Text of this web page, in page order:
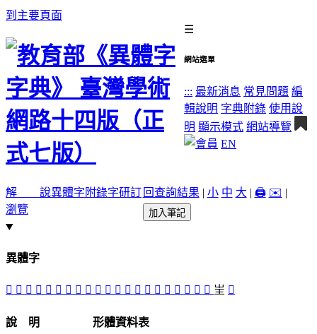
到主要頁面
☰
網站選單
::: 最新消息 常見問題 編
輯說明 字典附錄 使用說
明 顯示模式 網站導覽
EN
解 說異體字 附錄字研訂
瀏覽
回查詢結果 | 小 中 大 | 🖨️ ✉️ |
加入筆記
異體字
󱠈 𡉘 󱠄 𡉚 󱠀 𡊋 󱠋 𡊽 󱠁 󱠆 󱟾 󱟼 󱠂 󱟿 󱟽 󱠃 󱠉 󱠊 󱟺 󱠅 󱟻 㞷 󱠇
說 明 形體資料表